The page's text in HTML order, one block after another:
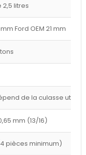
litres
Ford OEM 21 mm
de la culasse
mm (13/16)
pièces minimum)